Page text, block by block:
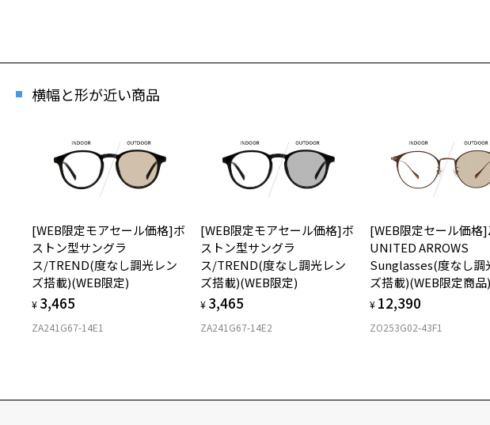
横幅と形が近い商品
[WEB限定モアセール価格]ボ
ストン型サングラ
ス/TREND(度なし調光レン
ズ搭載)(WEB限定)
¥ 3,465
ZA241G67-14E1
[WEB限定モアセール価格]ボ
ストン型サングラ
ス/TREND(度なし調光レン
ズ搭載)(WEB限定)
¥ 3,465
ZA241G67-14E2
[WEB限定セール価格
UNITED ARROWS
Sunglasses(度なし調
ズ搭載)(WEB限定商品)
¥ 12,390
ZO253G02-43F1